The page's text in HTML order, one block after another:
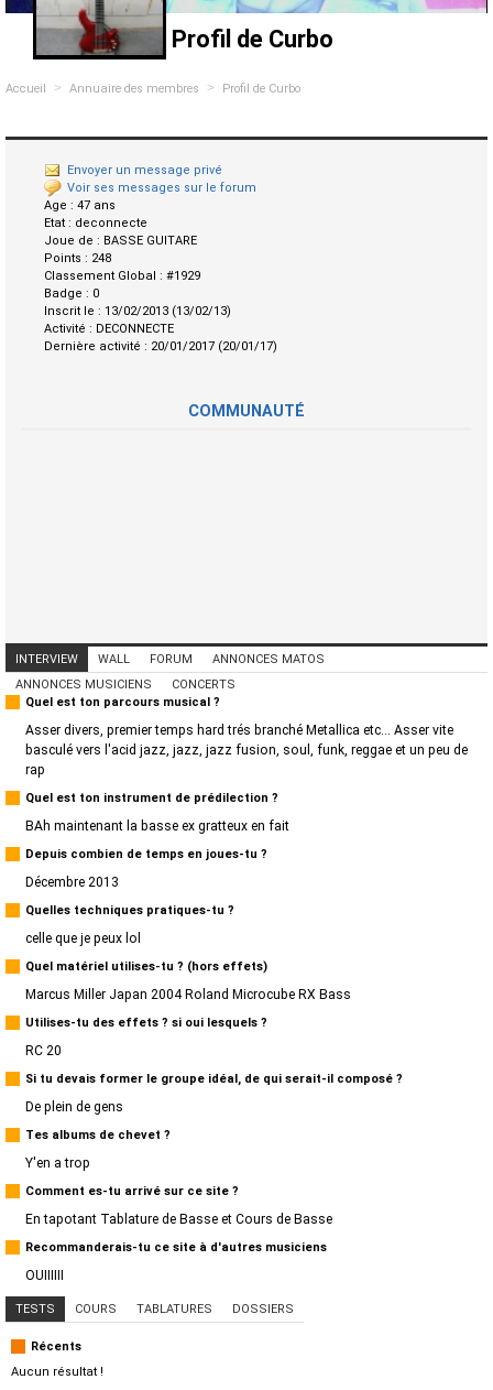
Profil de Curbo
Accueil > Annuaire des membres > Profil de Curbo
Envoyer un message privé
Voir ses messages sur le forum
Age : 47 ans
Etat : deconnecte
Joue de : BASSE GUITARE
Points : 248
Classement Global : #1929
Badge : 0
Inscrit le : 13/02/2013 (13/02/13)
Activité : DECONNECTE
Dernière activité : 20/01/2017 (20/01/17)
COMMUNAUTÉ
INTERVIEW WALL FORUM
ANNONCES MATOS
ANNONCES MUSICIENS
CONCERTS
Quel est ton parcours musical ?
Asser divers, premier temps hard trés branché Metallica etc... Asser vite
basculé vers l'acid jazz, jazz, jazz fusion, soul, funk, reggae et un peu de
rap
Quel est ton instrument de prédilection ?
BAh maintenant la basse ex gratteux en fait
Depuis combien de temps en joues-tu ?
Décembre 2013
Quelles techniques pratiques-tu ?
celle que je peux lol
Quel matériel utilises-tu ? (hors effets)
Marcus Miller Japan 2004 Roland Microcube RX Bass
Utilises-tu des effets ? si oui lesquels ?
RC 20
Si tu devais former le groupe idéal, de qui serait-il composé ?
De plein de gens
Tes albums de chevet ?
Y'en a trop
Comment es-tu arrivé sur ce site ?
En tapotant Tablature de Basse et Cours de Basse
Recommanderais-tu ce site à d'autres musiciens
OUIIIIII
TESTS COURS TABLATURES DOSSIERS
Récents
Aucun résultat !